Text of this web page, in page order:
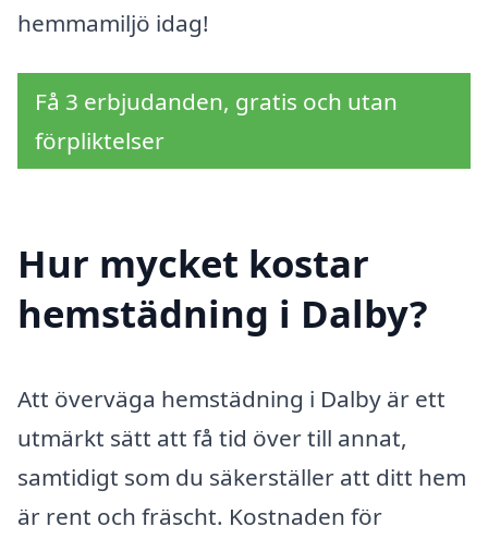
hemmamiljö idag!
Få 3 erbjudanden, gratis och utan
förpliktelser
Hur mycket kostar
hemstädning i Dalby?
Att överväga hemstädning i Dalby är ett
utmärkt sätt att få tid över till annat,
samtidigt som du säkerställer att ditt hem
är rent och fräscht. Kostnaden för